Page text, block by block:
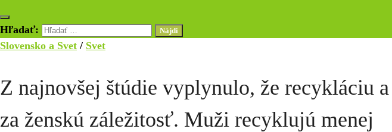
Hľadať:
Slovensko a Svet / Svet
Z najnovšej štúdie vyplynulo, že recykláciu
za ženskú záležitosť. Muži recyklujú menej